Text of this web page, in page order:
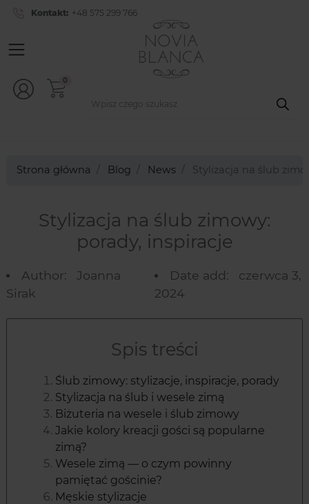
Kontakt: +48 575 299 766
0
Strona główna Blog News Stylizacja na ślub
Stylizacja na ślub zimowy:
porady, inspiracje
Author:
Joanna
Sirak
Date add:
czerwca 3,
2024
Spis treści
Ślub zimowy: stylizacje, inspiracje, porady
Stylizacja na ślub i wesele zimą
Biżuteria na wesele i ślub zimowy
Jakie kolory kreacji gości są popularne
zimą?
Wesele zimą — o czym powinny
pamiętać gościnie?
Męskie stylizacje